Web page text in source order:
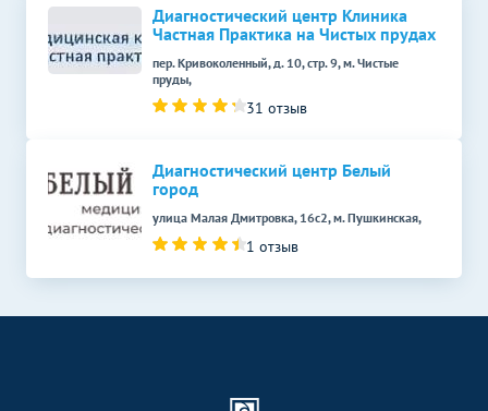
Диагностический центр Клиника
Частная Практика на Чистых прудах
пер. Кривоколенный, д. 10, стр. 9, м. Чистые
пруды,
31 отзыв
Диагностический центр Белый
город
улица Малая Дмитровка, 16с2, м. Пушкинская,
1 отзыв